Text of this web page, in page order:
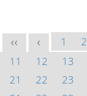
<< < 1 2
11
12 13
21
22 23